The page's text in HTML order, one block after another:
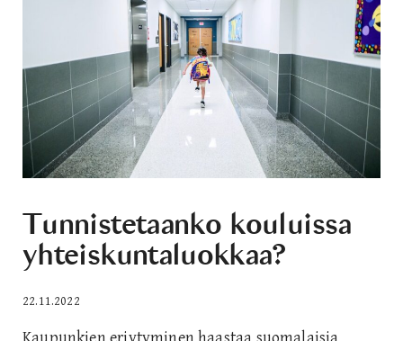
Tunnistetaanko kouluissa
yhteiskuntaluokkaa?
22.11.2022